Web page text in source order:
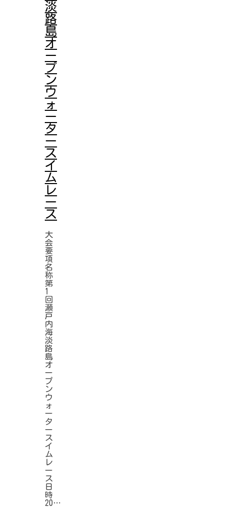
淡
路
島
オ
ー
プ
ン
ウ
ォ
ー
タ
ー
ス
イ
ム
レ
ー
ス
大
会
要
項
名
称
第
1
回
瀬
戸
内
海
淡
路
島
オ
ー
プ
ン
ウ
ォ
ー
タ
ー
ス
イ
ム
レ
ー
ス
日
時
20…